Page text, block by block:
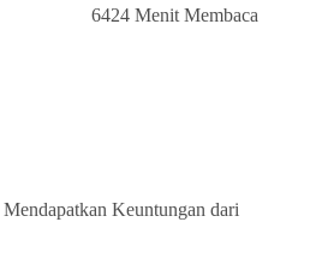
6424 Menit Membaca
Mendapatkan Keuntungan dari